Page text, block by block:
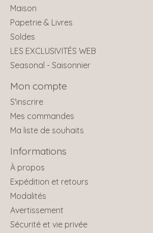
Maison
Papetrie & Livres
Soldes
LES EXCLUSIVITÉS WEB
Seasonal - Saisonnier
Mon compte
S'inscrire
Mes commandes
Ma liste de souhaits
Informations
À propos
Expédition et retours
Modalités
Avertissement
Sécurité et vie privée